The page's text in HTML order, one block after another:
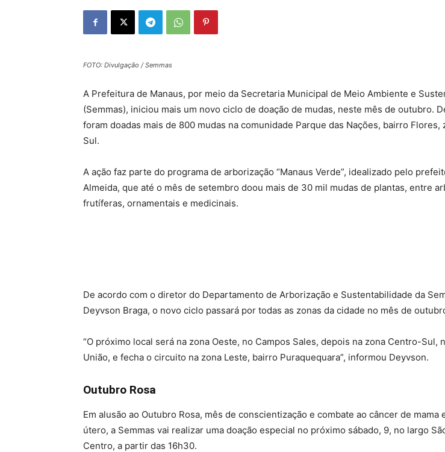
FOTO: Divulgação / Semmas
A Prefeitura de Manaus, por meio da Secretaria Municipal de Meio Ambiente e
(Semmas), iniciou mais um novo ciclo de doação de mudas, neste mês de outubro.
foram doadas mais de 800 mudas na comunidade Parque das Nações, bairro Flores,
Sul.
A ação faz parte do programa de arborização “Manaus Verde”, idealizado pelo
Almeida, que até o mês de setembro doou mais de 30 mil mudas de plantas, entre
frutíferas, ornamentais e medicinais.
De acordo com o diretor do Departamento de Arborização e Sustentabilidade da
Deyvson Braga, o novo ciclo passará por todas as zonas da cidade no mês de
“O próximo local será na zona Oeste, no Campos Sales, depois na zona Centro-Sul,
União, e fecha o circuito na zona Leste, bairro Puraquequara”, informou Deyvson.
Outubro Rosa
Em alusão ao Outubro Rosa, mês de conscientização e combate ao câncer de mama
útero, a Semmas vai realizar uma doação especial no próximo sábado, 9, no largo
Centro, a partir das 16h30.